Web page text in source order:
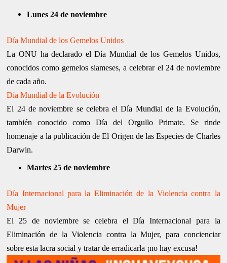
Lunes 24 de noviembre
Día Mundial de los Gemelos Unidos
La ONU ha declarado el Día Mundial de los Gemelos Unidos,
conocidos como gemelos siameses, a celebrar el 24 de noviembre
de cada año.
Día Mundial de la Evolución
El 24 de noviembre se celebra el Día Mundial de la Evolución,
también conocido como Día del Orgullo Primate. Se rinde
homenaje a la publicación de El Origen de las Especies de Charles
Darwin.
Martes 25 de noviembre
Día Internacional para la Eliminación de la Violencia contra la
Mujer
El 25 de noviembre se celebra el Día Internacional para la
Eliminación de la Violencia contra la Mujer, para concienciar
sobre esta lacra social y tratar de erradicarla ¡no hay excusa!